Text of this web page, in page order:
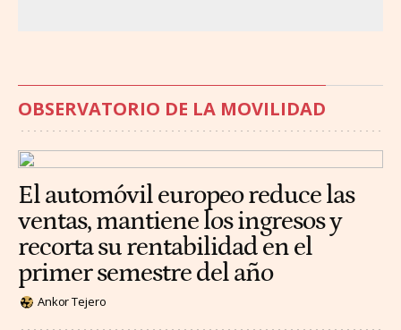
OBSERVATORIO DE LA MOVILIDAD
El automóvil europeo reduce las
ventas, mantiene los ingresos y
recorta su rentabilidad en el
primer semestre del año
Ankor Tejero